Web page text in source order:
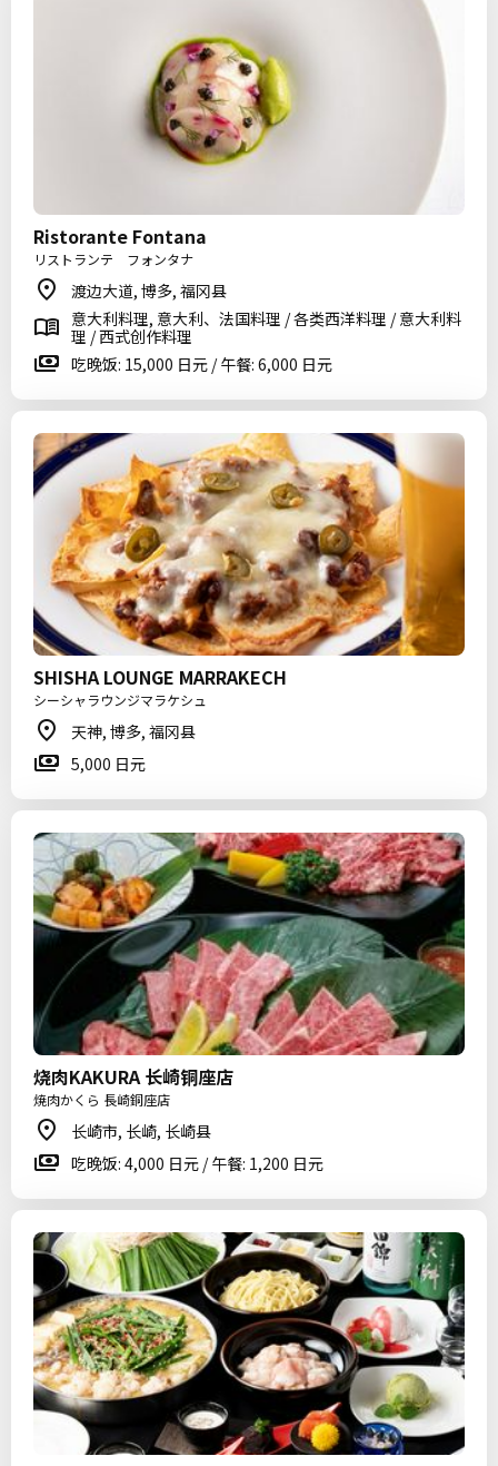
Ristorante Fontana
リストランテ フォンタナ
渡边大道, 博多, 福冈县
意大利料理, 意大利、法国料理 / 各类西洋料理 / 意大利料
理 / 西式创作料理
吃晚饭: 15,000 日元 / 午餐: 6,000 日元
SHISHA LOUNGE MARRAKECH
シーシャラウンジマラケシュ
天神, 博多, 福冈县
5,000 日元
烧肉KAKURA 长崎铜座店
焼肉かくら 長崎銅座店
长崎市, 长崎, 长崎县
吃晚饭: 4,000 日元 / 午餐: 1,200 日元